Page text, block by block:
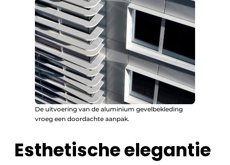
De uitvoering van de aluminium gevelbekleding
vroeg een doordachte aanpak.
Esthetische elegantie